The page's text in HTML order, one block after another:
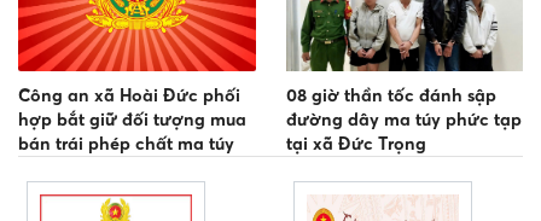
Công an xã Hoài Đức phối
hợp bắt giữ đối tượng mua
bán trái phép chất ma túy
08 giờ thần tốc đánh sập
đường dây ma túy phức tạp
tại xã Đức Trọng